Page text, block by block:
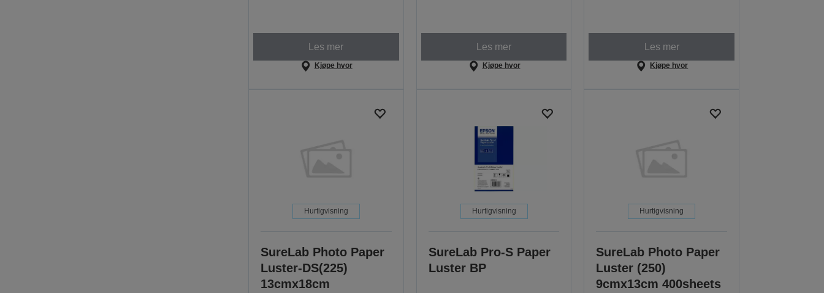
Les mer
Kjøpe hvor
Les mer
Kjøpe hvor
Les mer
Kjøpe hvor
Hurtigvisning
SureLab Photo Paper
Luster-DS(225)
13cmx18cm
Hurtigvisning
SureLab Pro-S Paper
Luster BP
Hurtigvisning
SureLab Photo Paper
Luster (250)
9cmx13cm 400sheets